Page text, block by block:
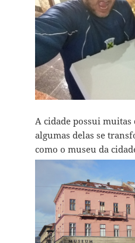
A cidade possui muitas
algumas delas se
como o museu da